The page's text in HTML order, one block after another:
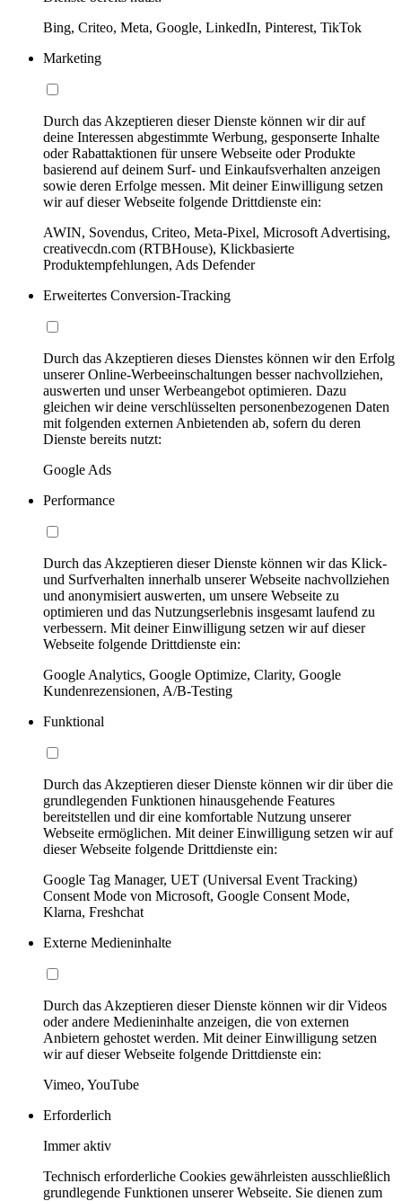
Bing, Criteo, Meta, Google, LinkedIn, Pinterest, TikTok
Marketing
Durch das Akzeptieren dieser Dienste können wir dir auf
deine Interessen abgestimmte Werbung, gesponserte Inhalte
oder Rabattaktionen für unsere Webseite oder Produkte
basierend auf deinem Surf- und Einkaufsverhalten anzeigen
sowie deren Erfolge messen. Mit deiner Einwilligung setzen
wir auf dieser Webseite folgende Drittdienste ein:
AWIN, Sovendus, Criteo, Meta-Pixel, Microsoft Advertising,
creativecdn.com (RTBHouse), Klickbasierte
Produktempfehlungen, Ads Defender
Erweitertes Conversion-Tracking
Durch das Akzeptieren dieses Dienstes können wir den Erfolg
unserer Online-Werbeeinschaltungen besser nachvollziehen,
auswerten und unser Werbeangebot optimieren. Dazu
gleichen wir deine verschlüsselten personenbezogenen Daten
mit folgenden externen Anbietenden ab, sofern du deren
Dienste bereits nutzt:
Google Ads
Performance
Durch das Akzeptieren dieser Dienste können wir das Klick-
und Surfverhalten innerhalb unserer Webseite nachvollziehen
und anonymisiert auswerten, um unsere Webseite zu
optimieren und das Nutzungserlebnis insgesamt laufend zu
verbessern. Mit deiner Einwilligung setzen wir auf dieser
Webseite folgende Drittdienste ein:
Google Analytics, Google Optimize, Clarity, Google
Kundenrezensionen, A/B-Testing
Funktional
Durch das Akzeptieren dieser Dienste können wir dir über die
grundlegenden Funktionen hinausgehende Features
bereitstellen und dir eine komfortable Nutzung unserer
Webseite ermöglichen. Mit deiner Einwilligung setzen wir auf
dieser Webseite folgende Drittdienste ein:
Google Tag Manager, UET (Universal Event Tracking)
Consent Mode von Microsoft, Google Consent Mode,
Klarna, Freshchat
Externe Medieninhalte
Durch das Akzeptieren dieser Dienste können wir dir Videos
oder andere Medieninhalte anzeigen, die von externen
Anbietern gehostet werden. Mit deiner Einwilligung setzen
wir auf dieser Webseite folgende Drittdienste ein:
Vimeo, YouTube
Erforderlich
Immer aktiv
Technisch erforderliche Cookies gewährleisten ausschließlich
grundlegende Funktionen unserer Webseite. Sie dienen zum